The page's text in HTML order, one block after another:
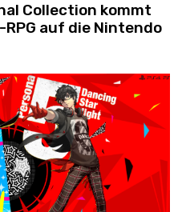
Collection kommt
auf die Nintendo